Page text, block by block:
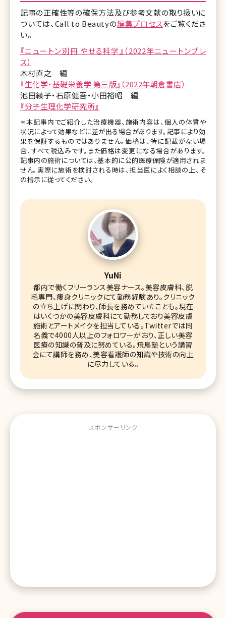
記事の正確性等の確保方法及び参考文献の取り扱いに
ついては、Call to Beautyの編集プロセスをご覧くださ
い。
『ニュートン別冊 やせる科学』（2022年ニュートンプレ
ス）
木村直之 編
『生化学・基礎栄養学 第三版』（2022年朝倉書店）
池田綾子・石原健吾・小田裕昭 編
『分子生理化学研究所』
＊本記事内でご紹介した治療機器、施術内容は、個人の体質や
状況によって効果などに差が出る場合があります。記事により効
果を保証するものではありません。価格は、特に記載がない場
合、すべて税込みです。また価格は変更になる場合があります。
記事内の施術については、基本的に公的医療保険が適用されま
せん。実際に施術を検討される時は、担当医によく相談の上、そ
の指示に従ってください。
YuNi
都内で働くフリーランス美容ナース。美容皮膚科、脱
毛専門、痩身クリニックにて勤務経験あり。クリニック
の立ち上げに関わり、師長を務めていたことも。現在
はいくつかの美容皮膚科にて勤務しており美容皮膚
施術とアートメイクを担当している。Twitterでは同
名義で4000人以上のフォロワーがおり、正しい美容
医療の知識の普及に努めている。飛鳥塾という講習
会にて講師を務め、美容看護師の知識や技術の向上
に尽力している。
スポンサーリンク